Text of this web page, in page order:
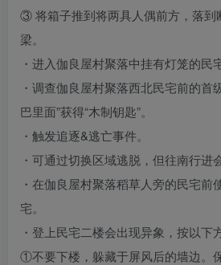
③ 将箱子推到将两具人偶前方，落到
梁。
・进入伽良屋村聚落中挂有灯笼的民
・调查伽良屋村聚落西北民宅前的首
巴里面”获得“木制钥匙”。
・触发追逐&逃亡事件。
・可通过切换区域逃脱，但往南行进
・在伽良屋村聚落稻草人旁的民宅前
宅。
・登上民宅二楼会出现异象，按以下
①不要下楼，躲藏于屏风后的墙边。